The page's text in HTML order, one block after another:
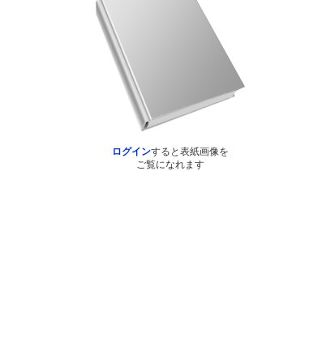
ログインすると表紙画像を
ご覧になれます